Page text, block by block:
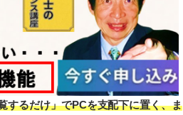
するだけ」でPCを支配下に置く、ま